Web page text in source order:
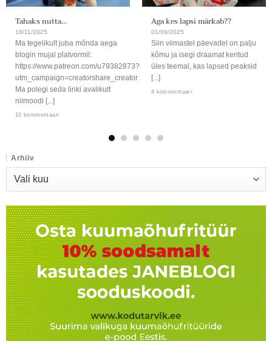
Tahaks nutta…
18/11/2025
Ma tegelikult juba mõnda aega
blogin mujal platvormil:
https://www.patreon.com/u79382873?
utm_campaign=creatorshare_creator
Ma polegi seda linki avalikult
niimoodi [...]
10 kommentaari
Aga kes lapsi märkab??
01/09/2025
Siin viimastel päevadel on palju
kõmu ja isegi draamat keritud
üles teemal, kas lapsed peaksid
[...]
4 kommentaari
Arhiiv
Arhiiv